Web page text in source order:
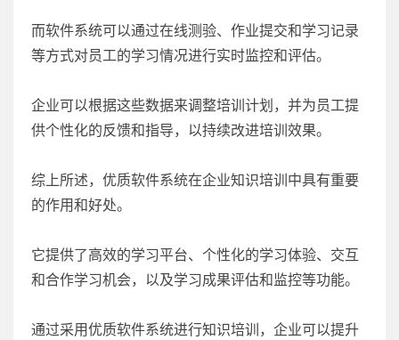
而软件系统可以通过在线测验、作业提交和学习记录
等方式对员工的学习情况进行实时监控和评估。
企业可以根据这些数据来调整培训计划，并为员工提
供个性化的反馈和指导，以持续改进培训效果。
综上所述，优质软件系统在企业知识培训中具有重要
的作用和好处。
它提供了高效的学习平台、个性化的学习体验、交互
和合作学习机会，以及学习成果评估和监控等功能。
通过采用优质软件系统进行知识培训，企业可以提升